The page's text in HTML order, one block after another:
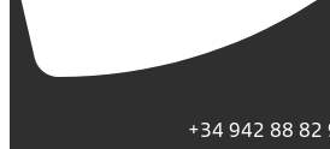
+34 942 88 82